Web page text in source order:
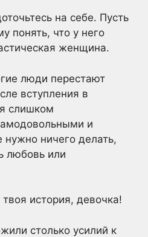
на себе. Пусть
понять, что у него
женщина.
люди перестают
вступления в
слишком
и
нужно ничего делать,
любовь или
история, девочка!
столько усилий к